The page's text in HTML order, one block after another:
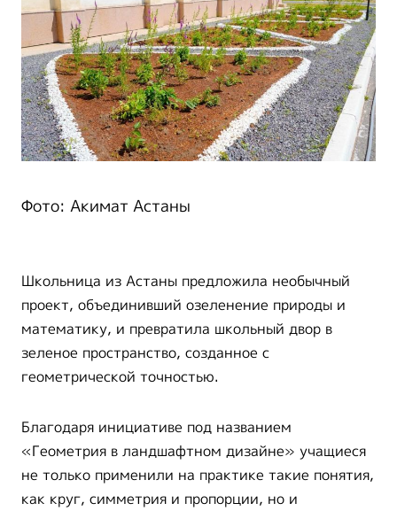
Фото: Акимат Астаны
Школьница из Астаны предложила необычный
проект, объединивший озеленение природы и
математику, и превратила школьный двор в
зеленое пространство, созданное с
геометрической точностью.
Благодаря инициативе под названием
«Геометрия в ландшафтном дизайне» учащиеся
не только применили на практике такие понятия,
как круг, симметрия и пропорции, но и